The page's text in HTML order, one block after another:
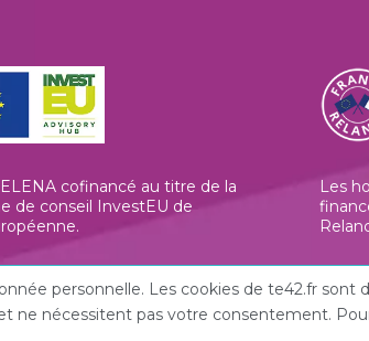
cofinancé au titre de la
de conseil InvestEU de
.
Les
personnelle. Les cookies de te42.fr
ne nécessitent pas votre consentement.